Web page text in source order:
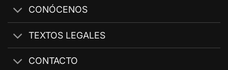
CONÓCENOS
TEXTOS LEGALES
CONTACTO